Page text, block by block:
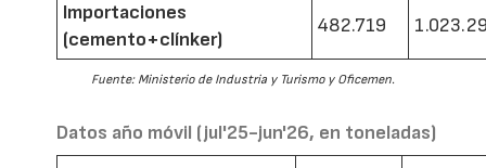
Importaciones
(cemento+clínker)
482.719
Fuente: Ministerio de Industria y Turismo y Oficemen.
Datos año móvil (jul'25-jun'26, en toneladas)